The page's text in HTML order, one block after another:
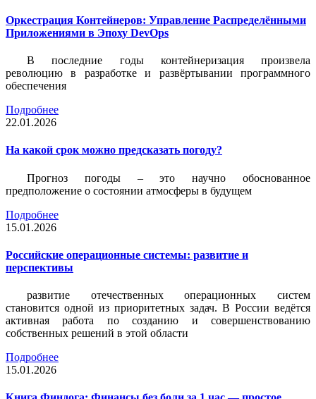
Оркестрация Контейнеров: Управление Распределёнными
Приложениями в Эпоху DevOps
В последние годы контейнеризация произвела
революцию в разработке и развёртывании программного
обеспечения
Подробнее
22.01.2026
На какой срок можно предсказать погоду?
Прогноз погоды – это научно обоснованное
предположение о состоянии атмосферы в будущем
Подробнее
15.01.2026
Российские операционные системы: развитие и
перспективы
развитие отечественных операционных систем
становится одной из приоритетных задач. В России ведётся
активная работа по созданию и совершенствованию
собственных решений в этой области
Подробнее
15.01.2026